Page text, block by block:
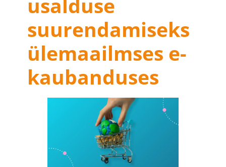
usalduse
suurendamiseks
ülemaailmses e-
kaubanduses